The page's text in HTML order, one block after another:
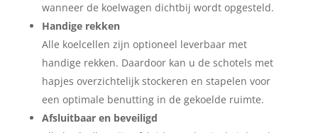
wanneer de koelwagen dichtbij wordt opgesteld.
Handige rekken
Alle koelcellen zijn optioneel leverbaar met
handige rekken. Daardoor kan u de schotels met
hapjes overzichtelijk stockeren en stapelen voor
een optimale benutting in de gekoelde ruimte.
Afsluitbaar en beveiligd